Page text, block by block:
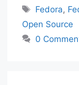
Etiquetas
Fedora,
Open Source
0